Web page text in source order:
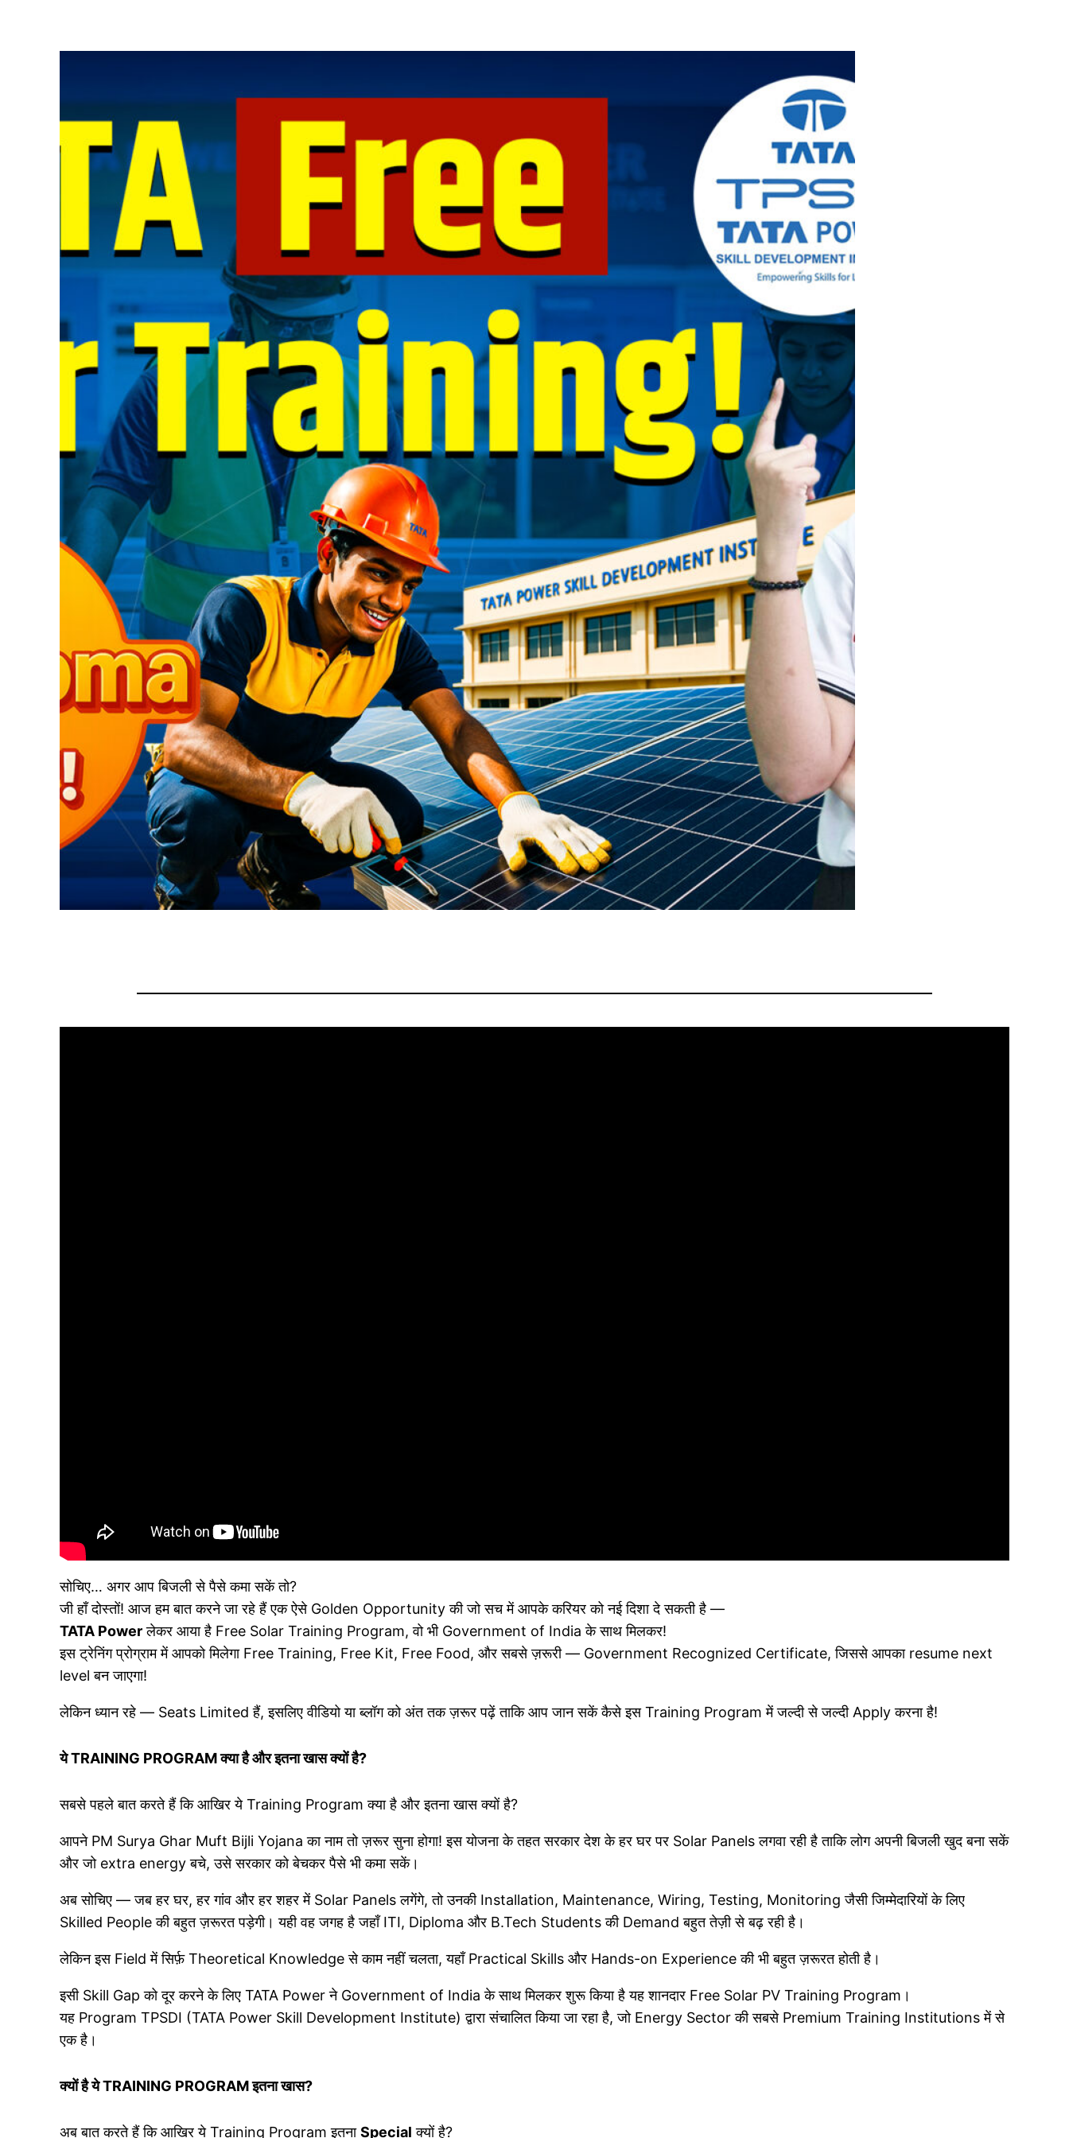
सोचिए… अगर आप बिजली से पैसे कमा सकें तो?
जी हाँ दोस्तों! आज हम बात करने जा रहे हैं एक ऐसे Golden Opportunity की जो सच में आपके करियर को नई दिशा दे सकती है —
TATA Powerलेकर आया है Free Solar Training Program, वो भी Government of India के साथ मिलकर!
इस ट्रेनिंग प्रोग्राम में आपको मिलेगा Free Training, Free Kit, Free Food, और सबसे ज़रूरी — Government Recognized Certificate, जिससे आपका resume next
level बन जाएगा!
लेकिन ध्यान रहे — Seats Limited हैं, इसलिए वीडियो या ब्लॉग को अंत तक ज़रूर पढ़ें ताकि आप जान सकें कैसे इस Training Program में जल्दी से जल्दी Apply करना है!
ये TRAINING PROGRAM क्या है और इतना खास क्यों है?
सबसे पहले बात करते हैं कि आखिर ये Training Program क्या है और इतना खास क्यों है?
आपने PM Surya Ghar Muft Bijli Yojana का नाम तो ज़रूर सुना होगा! इस योजना के तहत सरकार देश के हर घर पर Solar Panels लगवा रही है ताकि लोग अपनी बिजली खुद बना सकें
और जो extra energy बचे, उसे सरकार को बेचकर पैसे भी कमा सकें।
अब सोचिए — जब हर घर, हर गांव और हर शहर में Solar Panels लगेंगे, तो उनकी Installation, Maintenance, Wiring, Testing, Monitoring जैसी जिम्मेदारियों के लिए
Skilled People की बहुत ज़रूरत पड़ेगी। यही वह जगह है जहाँ ITI, Diploma और B.Tech Students की Demand बहुत तेज़ी से बढ़ रही है।
लेकिन इस Field में सिर्फ़ Theoretical Knowledge से काम नहीं चलता, यहाँ Practical Skills और Hands-on Experience की भी बहुत ज़रूरत होती है।
इसी Skill Gap को दूर करने के लिए TATA Power ने Government of India के साथ मिलकर शुरू किया है यह शानदार Free Solar PV Training Program।
यह Program TPSDI (TATA Power Skill Development Institute) द्वारा संचालित किया जा रहा है, जो Energy Sector की सबसे Premium Training Institutions में से
एक है।
क्यों है ये TRAINING PROGRAM इतना खास?
अब बात करते हैं कि आखिर ये Training Program इतनाSpecial क्यों है?